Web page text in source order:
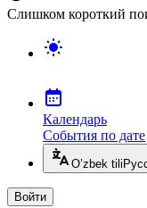
Слишком короткий
Календарь
События по дате
O’zbek tili
Войти